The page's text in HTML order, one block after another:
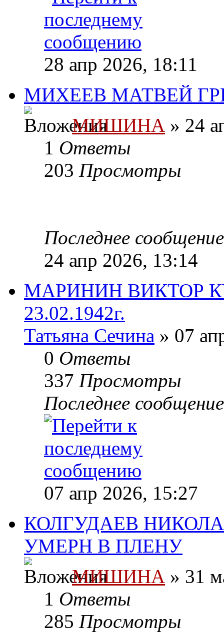
28 апр 2026, 18:11
МИХЕЕВ МАТВЕЙ
МИШИНА » 24
1 Ответы
203 Просмотры
Последнее
24 апр 2026, 13:14
МАРИНИН ВИКТОР
23.02.1942г.
Татьяна Сечина » 07
0 Ответы
337 Просмотры
Последнее
07 апр 2026, 15:27
КОЛГУДАЕВ
УМЕРН В ПЛЕНУ
МИШИНА » 31
1 Ответы
285 Просмотры